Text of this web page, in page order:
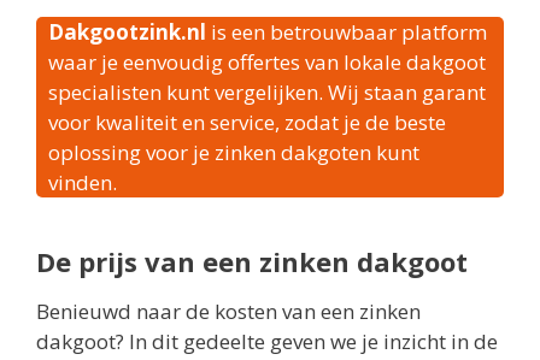
Dakgootzink.nl is een betrouwbaar platform
waar je eenvoudig offertes van lokale dakgoot
specialisten kunt vergelijken. Wij staan garant
voor kwaliteit en service, zodat je de beste
oplossing voor je zinken dakgoten kunt
vinden.
De prijs van een zinken dakgoot
Benieuwd naar de kosten van een zinken
dakgoot? In dit gedeelte geven we je inzicht in de